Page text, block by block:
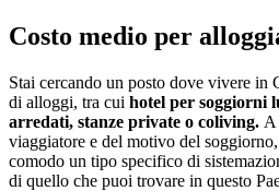
Costo medio per
Stai cercando un posto dove vivere in
di alloggi, tra cui hotel per soggiorni
arredati, stanze private o coliving. A
viaggiatore e del motivo del
comodo un tipo specifico di
di quello che puoi trovare in questo